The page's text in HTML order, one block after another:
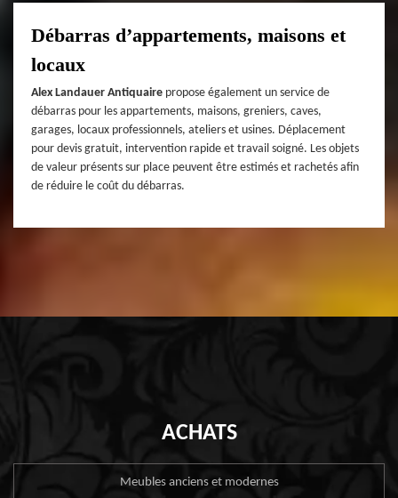
Débarras d’appartements, maisons et
locaux
Alex Landauer Antiquaire propose également un service de
débarras pour les appartements, maisons, greniers, caves,
garages, locaux professionnels, ateliers et usines. Déplacement
pour devis gratuit, intervention rapide et travail soigné. Les objets
de valeur présents sur place peuvent être estimés et rachetés afin
de réduire le coût du débarras.
ACHATS
Meubles anciens et modernes